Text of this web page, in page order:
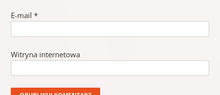
E-mail *
Witryna internetowa